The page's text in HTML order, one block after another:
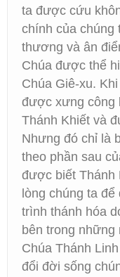
ta được cứu
chính của chúng
thương và ân
Chúa được thể
Chúa Giê-xu.
được xưng công
Thánh Khiết và
Nhưng đó chỉ là
theo phần sau
được biết Thánh
lòng chúng ta
trình thánh hóa
bên trong
Chúa Thánh
đổi đời sống